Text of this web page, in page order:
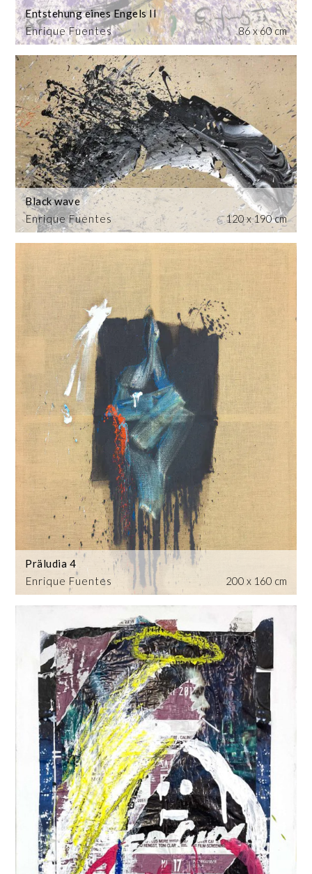
Enrique Fuentes
Entstehung eines Engels II
86 x 60 cm
Enrique Fuentes
Black wave
120 x 190 cm
Enrique Fuentes
Präludia 4
200 x 160 cm